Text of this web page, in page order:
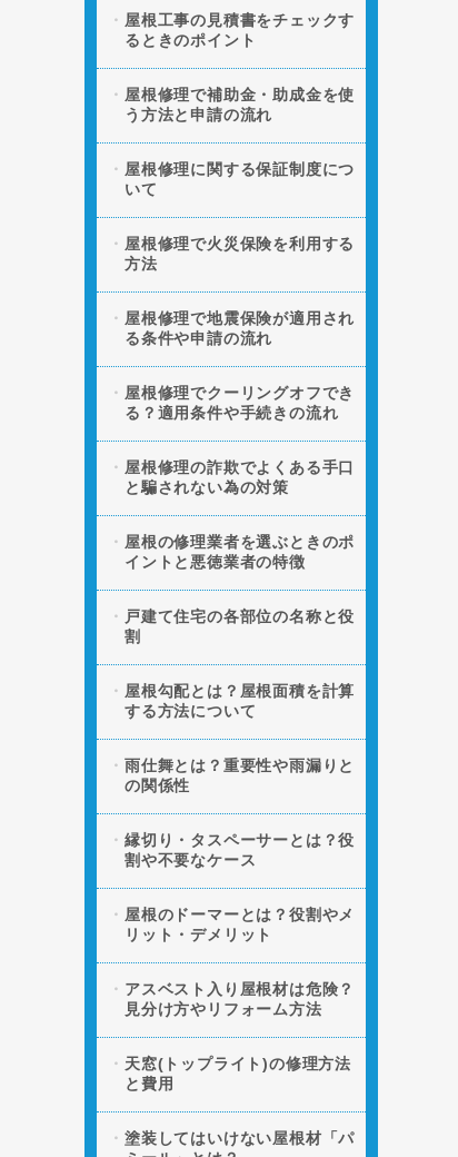
屋根工事の見積書をチェックす
るときのポイント
屋根修理で補助金・助成金を使
う方法と申請の流れ
屋根修理に関する保証制度につ
いて
屋根修理で火災保険を利用する
方法
屋根修理で地震保険が適用され
る条件や申請の流れ
屋根修理でクーリングオフでき
る？適用条件や手続きの流れ
屋根修理の詐欺でよくある手口
と騙されない為の対策
屋根の修理業者を選ぶときのポ
イントと悪徳業者の特徴
戸建て住宅の各部位の名称と役
割
屋根勾配とは？屋根面積を計算
する方法について
雨仕舞とは？重要性や雨漏りと
の関係性
縁切り・タスペーサーとは？役
割や不要なケース
屋根のドーマーとは？役割やメ
リット・デメリット
アスベスト入り屋根材は危険？
見分け方やリフォーム方法
天窓(トップライト)の修理方法
と費用
塗装してはいけない屋根材「パ